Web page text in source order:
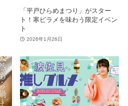
「平戸ひらめまつり」がスター
ト！寒ビラメを味わう限定イベン
ト
2026年1月26日